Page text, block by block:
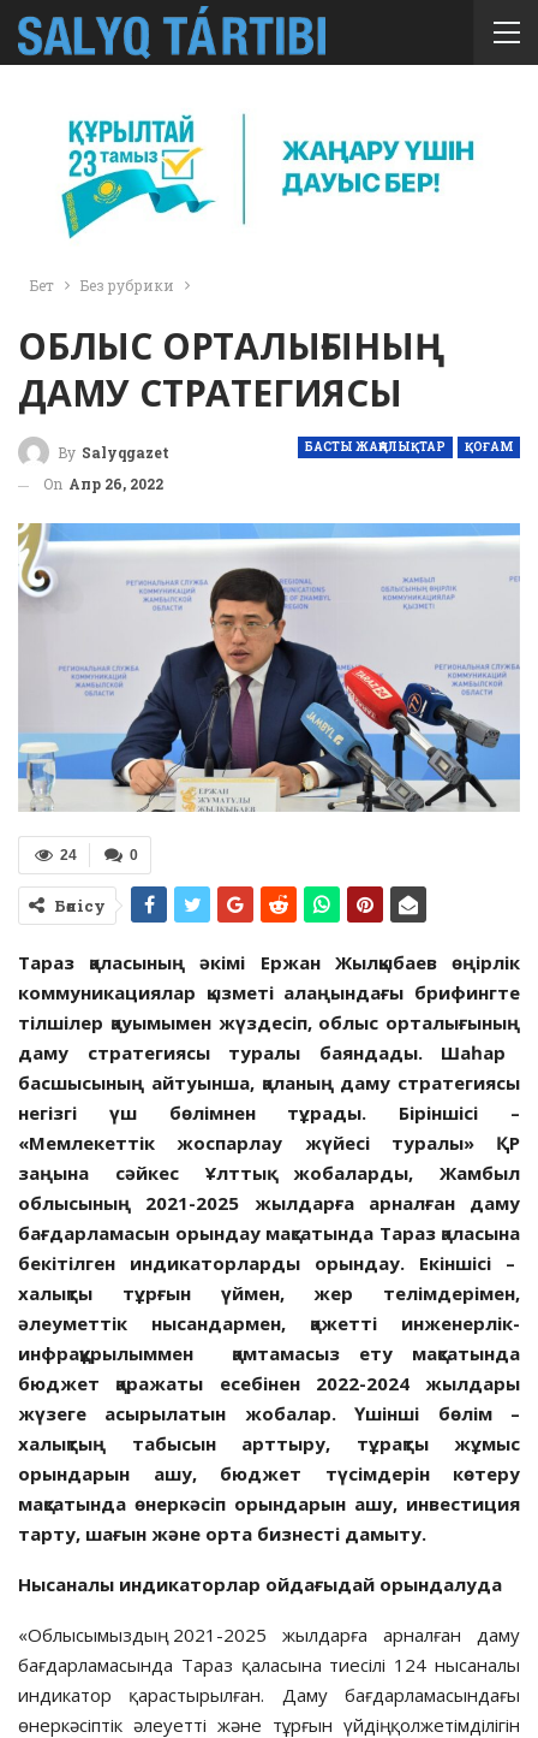
Бет Без рубрики
ОБЛЫС ОРТАЛЫҒЫНЫҢ
ДАМУ СТРАТЕГИЯСЫ
БАСТЫ ЖАҢАЛЫҚТАР ҚОҒАМ
By Salyqgazet
On Апр 26, 2022
0
24
Бөлісу
Тараз қаласының әкімі Ержан Жылқыбаев өңірлік
коммуникациялар қызметі алаңындағы брифингте
тілшілер қауымымен жүздесіп, облыс орталығының
даму стратегиясы туралы баяндады. Шаһар
басшысының айтуынша, қаланың даму стратегиясы
негізгі үш бөлімнен тұрады. Біріншісі –
«Мемлекеттік жоспарлау жүйесі туралы» ҚР
заңына сәйкес Ұлттық жобаларды, Жамбыл
облысының 2021-2025 жылдарға арналған даму
бағдарламасын орындау мақсатында Тараз қаласына
бекітілген индикаторларды орындау. Екіншісі –
халықты тұрғын үймен, жер телімдерімен,
әлеуметтік нысандармен, қажетті инженерлік-
инфрақұрылыммен қамтамасыз ету мақсатында
бюджет қаражаты есебінен 2022-2024 жылдары
жүзеге асырылатын жобалар. Үшінші бөлім –
халықтың табысын арттыру, тұрақты жұмыс
орындарын ашу, бюджет түсімдерін көтеру
мақсатында өнеркәсіп орындарын ашу, инвестиция
тарту, шағын және орта бизнесті дамыту.
Нысаналы индикаторлар ойдағыдай орындалуда
«Облысымыздың 2021-2025 жылдарға арналған даму
бағдарламасында Тараз қаласына тиесілі 124 нысаналы
индикатор қарастырылған. Даму бағдарламасындағы
өнеркәсіптік әлеуетті және тұрғын үйдің қолжетімділігін